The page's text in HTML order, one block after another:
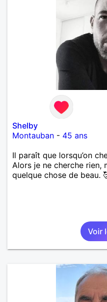
Shelby
Montauban - 45 ans
Il paraît que lorsqu’on
Alors je ne cherche rien,
quelque chose de beau.
Voir